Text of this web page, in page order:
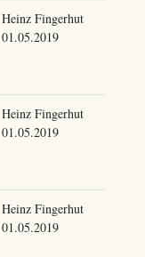
Heinz Fingerhut
01.05.2019
Heinz Fingerhut
01.05.2019
Heinz Fingerhut
01.05.2019